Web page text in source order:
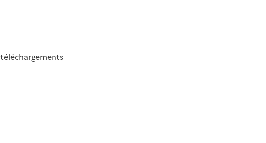
téléchargements